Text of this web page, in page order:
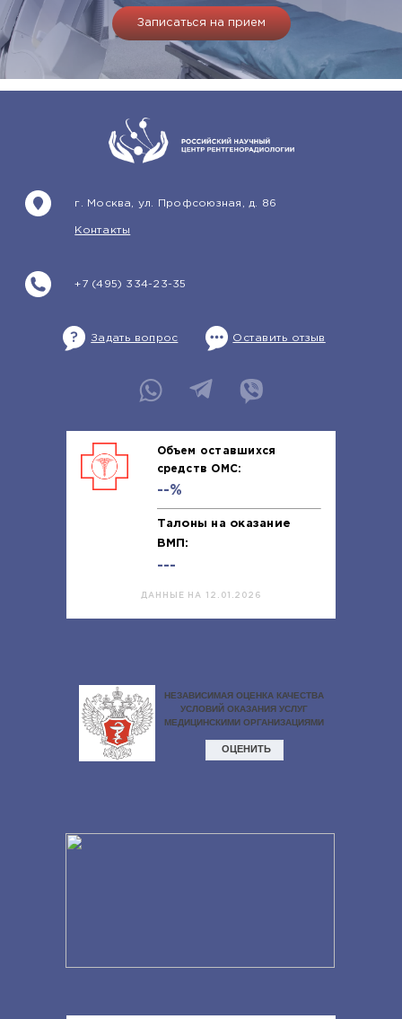
Записаться на прием
+7 (495) 334-23-35
г. Москва, ул. Профсоюзная, д. 86
Контакты
Задать вопрос Оставить отзыв
Объем оставшихся
средств ОМС:
--%
Талоны на оказание
ВМП:
---
ДАННЫЕ НА 12.01.2026